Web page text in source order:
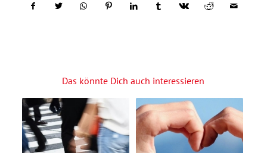
Das könnte Dich auch interessieren